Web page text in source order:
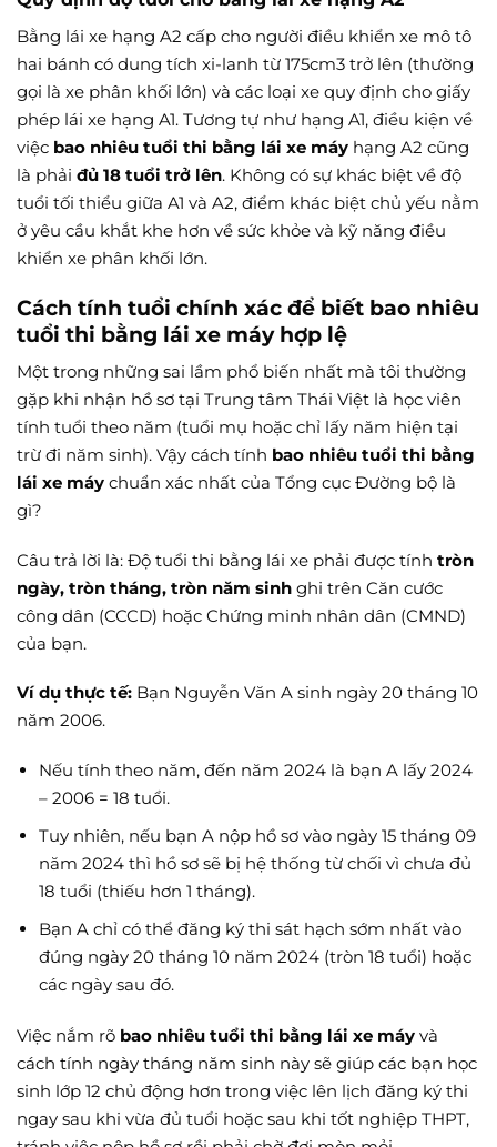
Bằng lái xe hạng A2 cấp cho người điều khiển xe mô tô
hai bánh có dung tích xi-lanh từ 175cm3 trở lên (thường
gọi là xe phân khối lớn) và các loại xe quy định cho giấy
phép lái xe hạng A1. Tương tự như hạng A1, điều kiện về
việc bao nhiêu tuổi thi bằng lái xe máy hạng A2 cũng
là phải đủ 18 tuổi trở lên. Không có sự khác biệt về độ
tuổi tối thiểu giữa A1 và A2, điểm khác biệt chủ yếu nằm
ở yêu cầu khắt khe hơn về sức khỏe và kỹ năng điều
khiển xe phân khối lớn.
Cách tính tuổi chính xác để biết bao nhiêu
tuổi thi bằng lái xe máy hợp lệ
Một trong những sai lầm phổ biến nhất mà tôi thường
gặp khi nhận hồ sơ tại Trung tâm Thái Việt là học viên
tính tuổi theo năm (tuổi mụ hoặc chỉ lấy năm hiện tại
trừ đi năm sinh). Vậy cách tính bao nhiêu tuổi thi bằng
lái xe máy chuẩn xác nhất của Tổng cục Đường bộ là
gì?
Câu trả lời là: Độ tuổi thi bằng lái xe phải được tính tròn
ngày, tròn tháng, tròn năm sinh ghi trên Căn cước
công dân (CCCD) hoặc Chứng minh nhân dân (CMND)
của bạn.
Ví dụ thực tế: Bạn Nguyễn Văn A sinh ngày 20 tháng 10
năm 2006.
Nếu tính theo năm, đến năm 2024 là bạn A lấy 2024
– 2006 = 18 tuổi.
Tuy nhiên, nếu bạn A nộp hồ sơ vào ngày 15 tháng 09
năm 2024 thì hồ sơ sẽ bị hệ thống từ chối vì chưa đủ
18 tuổi (thiếu hơn 1 tháng).
Bạn A chỉ có thể đăng ký thi sát hạch sớm nhất vào
đúng ngày 20 tháng 10 năm 2024 (tròn 18 tuổi) hoặc
các ngày sau đó.
Việc nắm rõ bao nhiêu tuổi thi bằng lái xe máy và
cách tính ngày tháng năm sinh này sẽ giúp các bạn học
sinh lớp 12 chủ động hơn trong việc lên lịch đăng ký thi
ngay sau khi vừa đủ tuổi hoặc sau khi tốt nghiệp THPT,